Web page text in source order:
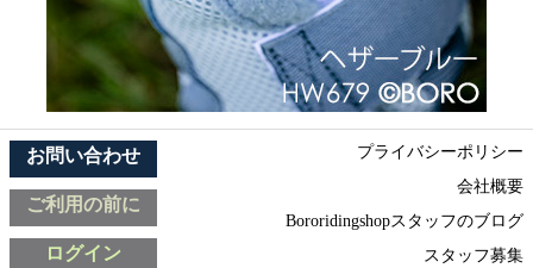
お問い合わせ
ご利用の前に
ログイン
プライバシーポリシー
会社概要
Bororidingshopスタッフのブログ
スタッフ募集